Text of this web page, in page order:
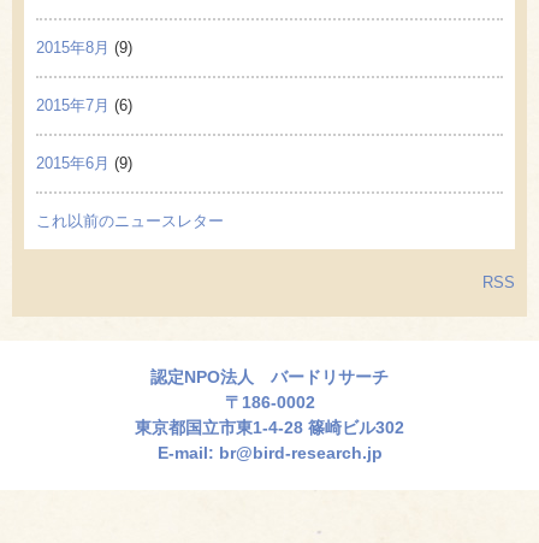
2015年8月 (9)
2015年7月 (6)
2015年6月 (9)
これ以前のニュースレター
RSS
認定NPO法人 バードリサーチ
〒186-0002
東京都国立市東1-4-28 篠崎ビル302
E-mail: br@bird-research.jp